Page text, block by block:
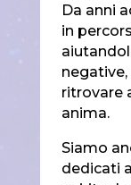
Da anni
in
ritrovare
anima.
Siamo
dedicati